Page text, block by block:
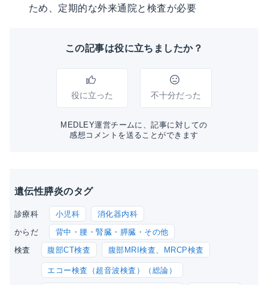
ため、定期的な外来通院と検査が必要
この記事は役に立ちましたか？
役に立った 不十分だった
MEDLEY運営チームに、記事に対しての
感想コメントを送ることができます
遺伝性膵炎のタグ
診療科 小児科 消化器内科
からだ 背中・腰・腎臓・膵臓・その他
検査 腹部CT検査 腹部MRI検査、MRCP検査
エコー検査（超音波検査）（総論）